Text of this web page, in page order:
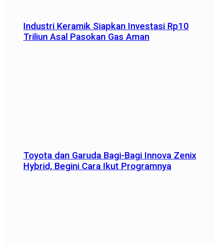
Industri Keramik Siapkan Investasi Rp10
Triliun Asal Pasokan Gas Aman
Toyota dan Garuda Bagi-Bagi Innova Zenix
Hybrid, Begini Cara Ikut Programnya